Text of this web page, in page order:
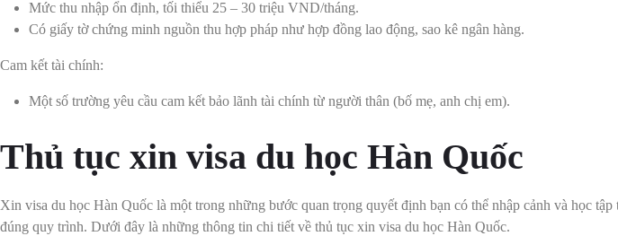
Mức thu nhập ổn định, tối thiểu 25 – 30 triệu VND/tháng.
Có giấy tờ chứng minh nguồn thu hợp pháp như hợp đồng lao động, sao kê ngân hàng.
Cam kết tài chính:
Một số trường yêu cầu cam kết bảo lãnh tài chính từ người thân (bố mẹ, anh chị em).
Thủ tục xin visa du học Hàn Quốc
Xin visa du học Hàn Quốc là một trong những bước quan trọng quyết định bạn có thể nhập cảnh và học
đúng quy trình. Dưới đây là những thông tin chi tiết về thủ tục xin visa du học Hàn Quốc.